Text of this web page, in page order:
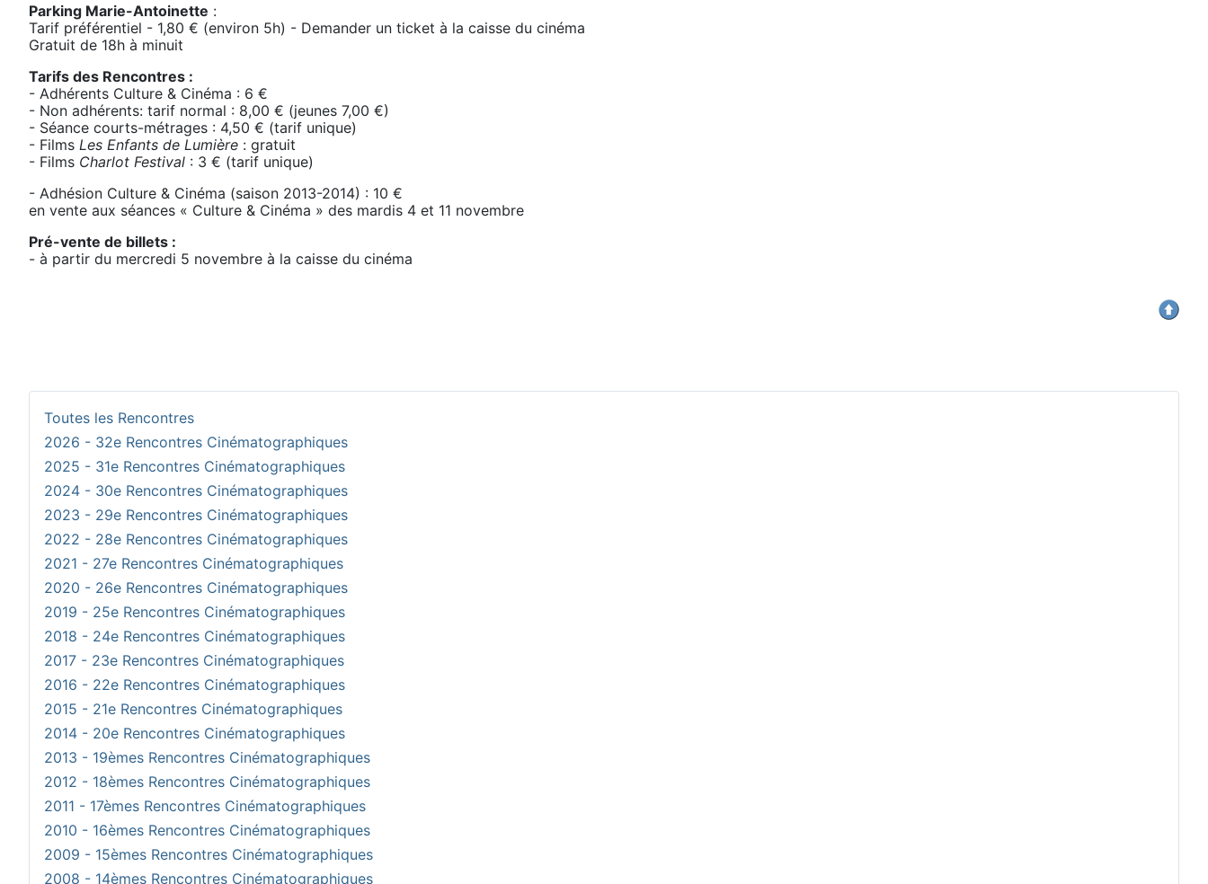
Parking Marie-Antoinette :
Tarif préférentiel - 1,80 € (environ 5h) - Demander un ticket à la caisse du cinéma
Gratuit de 18h à minuit
Tarifs des Rencontres :
- Adhérents Culture & Cinéma : 6 €
- Non adhérents: tarif normal : 8,00 € (jeunes 7,00 €)
- Séance courts-métrages : 4,50 € (tarif unique)
- Films Les Enfants de Lumière : gratuit
- Films Charlot Festival : 3 € (tarif unique)
- Adhésion Culture & Cinéma (saison 2013-2014) : 10 €
en vente aux séances « Culture & Cinéma » des mardis 4 et 11 novembre
Pré-vente de billets :
- à partir du mercredi 5 novembre à la caisse du cinéma
Toutes les Rencontres
2026 - 32e Rencontres Cinématographiques
2025 - 31e Rencontres Cinématographiques
2024 - 30e Rencontres Cinématographiques
2023 - 29e Rencontres Cinématographiques
2022 - 28e Rencontres Cinématographiques
2021 - 27e Rencontres Cinématographiques
2020 - 26e Rencontres Cinématographiques
2019 - 25e Rencontres Cinématographiques
2018 - 24e Rencontres Cinématographiques
2017 - 23e Rencontres Cinématographiques
2016 - 22e Rencontres Cinématographiques
2015 - 21e Rencontres Cinématographiques
2014 - 20e Rencontres Cinématographiques
2013 - 19èmes Rencontres Cinématographiques
2012 - 18èmes Rencontres Cinématographiques
2011 - 17èmes Rencontres Cinématographiques
2010 - 16èmes Rencontres Cinématographiques
2009 - 15èmes Rencontres Cinématographiques
2008 - 14èmes Rencontres Cinématographiques